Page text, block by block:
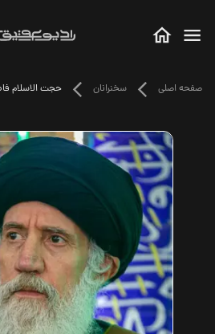
صفحه اصلی سخنرانان حجت الاسلام